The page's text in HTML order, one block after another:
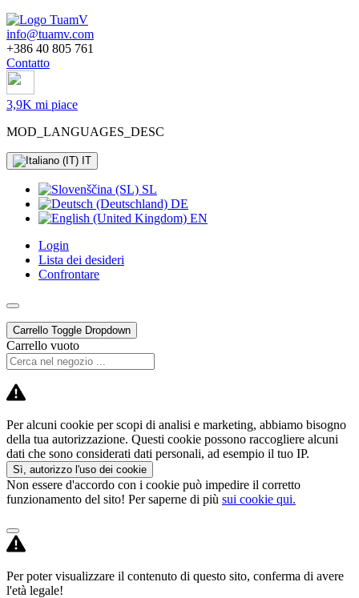
info@tuamv.com
+386 40 805 761
Contatto
3,9K mi piace
MOD_LANGUAGES_DESC
IT
SL
DE
EN
Login
Lista dei desideri
Confrontare
Carrello Toggle Dropdown
Carrello vuoto
Per alcuni cookie per scopi di analisi e marketing, abbiamo bisogno
della tua autorizzazione. Questi cookie possono raccogliere alcuni
dati che sono considerati dati personali, ad esempio il tuo IP.
Sì, autorizzo l'uso dei cookie
Non essere d'accordo con i cookie può impedire il corretto
funzionamento del sito! Per saperne di più sui cookie qui.
Per poter visualizzare il contenuto di questo sito, conferma di avere
l'età legale!